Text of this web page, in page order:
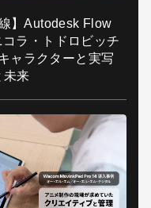
】Autodesk Flow
ラ・トドロビッチ
ャラクターと実写
未来